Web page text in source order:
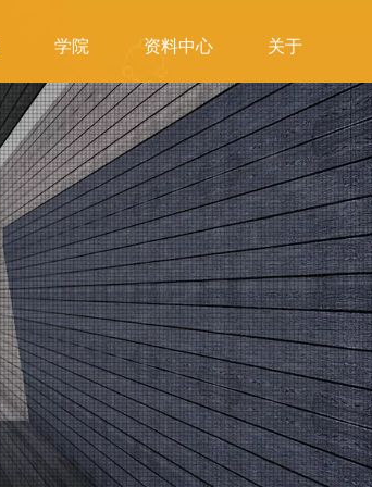
学院 资料中心 关于